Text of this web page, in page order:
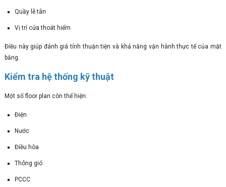
Quầy lễ tân
Vị trí cửa thoát hiểm
Điều này giúp đánh giá tính thuận tiện và khả năng vận hành thực tế của mặt
bằng.
Kiểm tra hệ thống kỹ thuật
Một số floor plan còn thể hiện:
Điện
Nước
Điều hòa
Thông gió
PCCC